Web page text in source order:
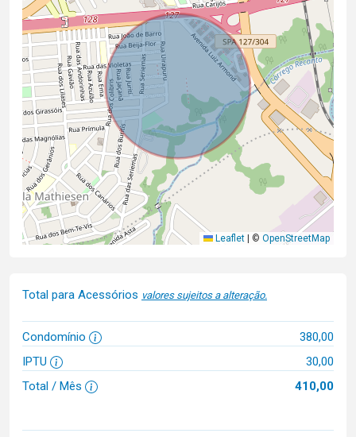
Leaflet © OpenStreetMap
Total para Acessórios valores sujeitos a alteração.
Condomínio
380,00
IPTU
30,00
Total / Mês
410,00